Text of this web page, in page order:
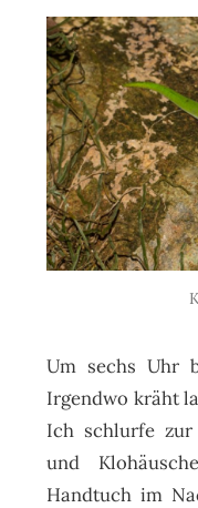
Um sechs Uhr
Irgendwo kräht
Ich schlurfe zur
und
Handtuch im